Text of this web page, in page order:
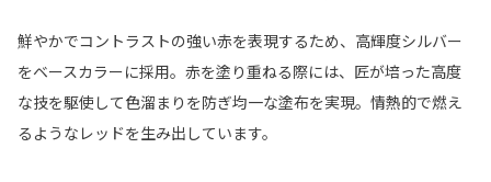
鮮やかでコントラストの強い赤を表現するため、高輝度シルバー
をベースカラーに採用。赤を塗り重ねる際には、匠が培った高度
な技を駆使して色溜まりを防ぎ均一な塗布を実現。情熱的で燃え
るようなレッドを生み出しています。